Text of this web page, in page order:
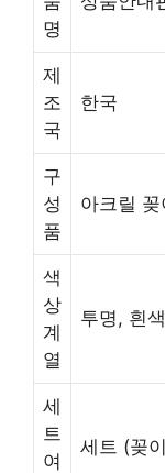
명
제
조
국
한국
구
성
품
아크릴
색
상
계
열
투명, 흰
세
트
여
세트 (꽂